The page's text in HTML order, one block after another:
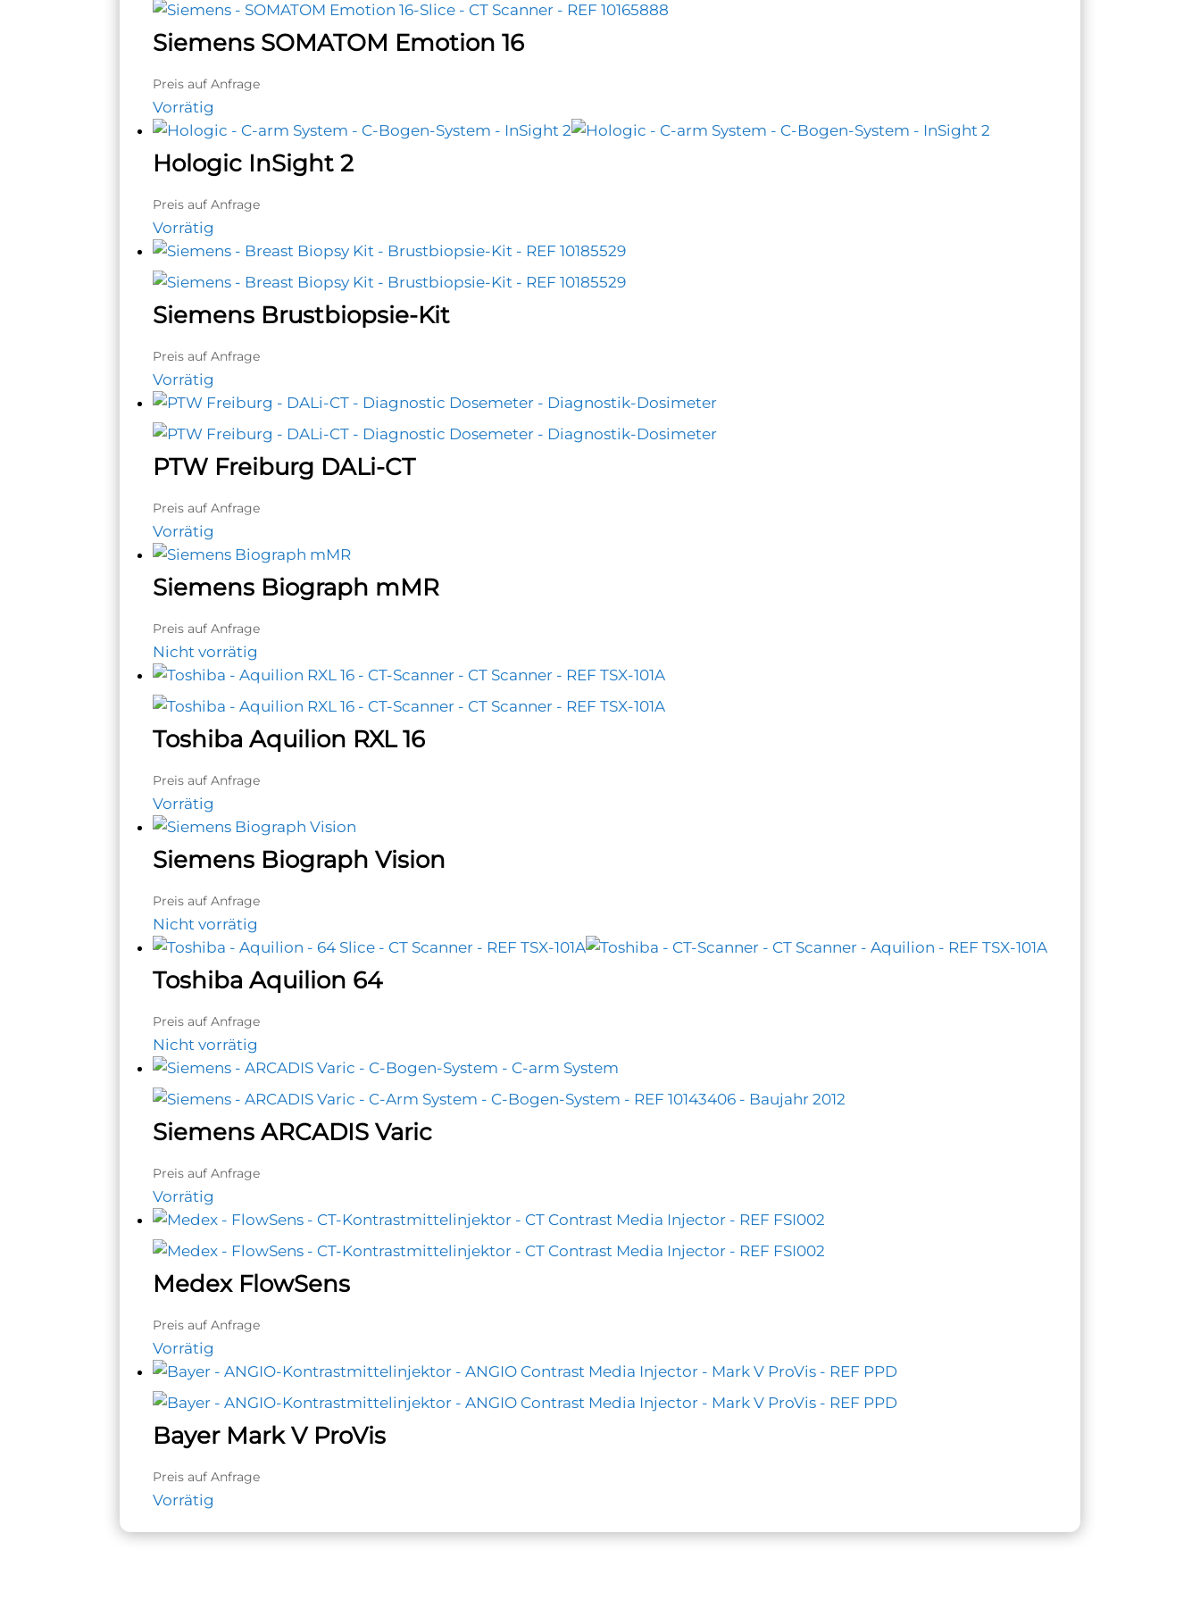
Siemens SOMATOM Emotion 16
Preis auf Anfrage
Vorrätig
Hologic InSight 2
Preis auf Anfrage
Vorrätig
Siemens Brustbiopsie-Kit
Preis auf Anfrage
Vorrätig
PTW Freiburg DALi-CT
Preis auf Anfrage
Vorrätig
Siemens Biograph mMR
Preis auf Anfrage
Nicht vorrätig
Toshiba Aquilion RXL 16
Preis auf Anfrage
Vorrätig
Siemens Biograph Vision
Preis auf Anfrage
Nicht vorrätig
Toshiba Aquilion 64
Preis auf Anfrage
Nicht vorrätig
Siemens ARCADIS Varic
Preis auf Anfrage
Vorrätig
Medex FlowSens
Preis auf Anfrage
Vorrätig
Bayer Mark V ProVis
Preis auf Anfrage
Vorrätig